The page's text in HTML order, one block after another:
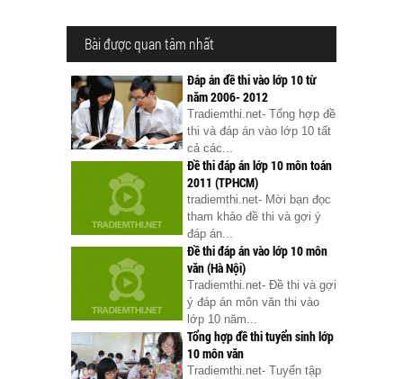
Bài được quan tâm nhất
Đáp án đề thi vào lớp 10 từ
năm 2006- 2012
Tradiemthi.net- Tổng hợp đề
thi và đáp án vào lớp 10 tất
cả các...
Đề thi đáp án lớp 10 môn toán
2011 (TPHCM)
tradiemthi.net- Mời bạn đọc
tham khảo đề thi và gợi ý
đáp án...
Đề thi đáp án vào lớp 10 môn
văn (Hà Nội)
Tradiemthi.net- Đề thi và gợi
ý đáp án môn văn thi vào
lớp 10 năm...
Tổng hợp đề thi tuyển sinh lớp
10 môn văn
Tradiemthi.net- Tuyển tập